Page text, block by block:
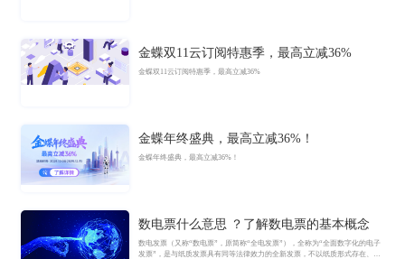
金蝶双11云订阅特惠季，最高立减36%
金蝶双11云订阅特惠季，最高立减36%
金蝶年终盛典，最高立减36%！
金蝶年终盛典，最高立减36%！
数电票什么意思 ？了解数电票的基本概念
数电发票（又称“数电票”，原简称“全电发票”），全称为“全面数字化的电子
发票”，是与纸质发票具有同等法律效力的全新发票，不以纸质形式存在、不